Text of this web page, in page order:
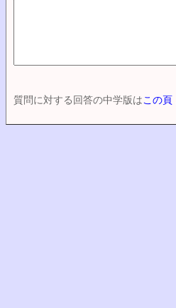
質問に対する回答の中学版はこの頁